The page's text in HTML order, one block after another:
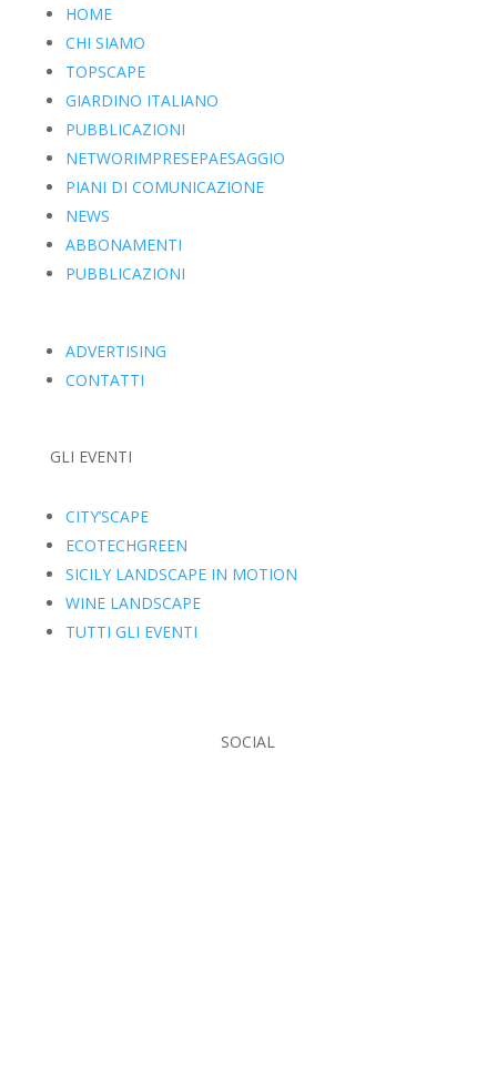
HOME
CHI SIAMO
TOPSCAPE
GIARDINO ITALIANO
PUBBLICAZIONI
NETWORIMPRESEPAESAGGIO
PIANI DI COMUNICAZIONE
NEWS
ABBONAMENTI
PUBBLICAZIONI
ADVERTISING
CONTATTI
GLI EVENTI
CITY’SCAPE
ECOTECHGREEN
SICILY LANDSCAPE IN MOTION
WINE LANDSCAPE
TUTTI GLI EVENTI
SOCIAL